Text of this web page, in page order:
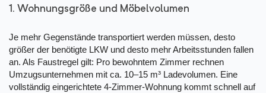
1. Wohnungsgröße und Möbelvolumen
Je mehr Gegenstände transportiert werden müssen, desto
größer der benötigte LKW und desto mehr Arbeitsstunden fallen
an. Als Faustregel gilt: Pro bewohntem Zimmer rechnen
Umzugsunternehmen mit ca. 10–15 m³ Ladevolumen. Eine
vollständig eingerichtete 4-Zimmer-Wohnung kommt schnell auf